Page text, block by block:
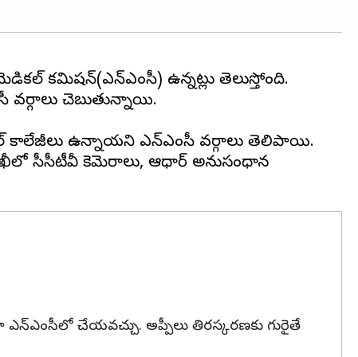
కమిషన్(ఎన్ఎంసీ) ఉన్నట్లు తెలుస్తోంది.
వర్గాలు చెబుతున్నాయి.
కాలేజీలు ఉన్నాయని ఎన్ఎంసీ వర్గాలు తెలిపాయి.
సీసీటీవీ కెమెరాలు, ఆధార్ అనుసంధాన
చేయవచ్చు. అప్పీలు తిరస్కరణకు గురైతే